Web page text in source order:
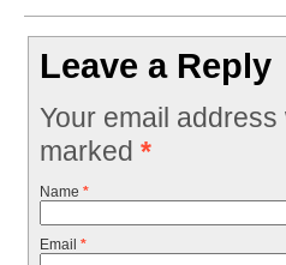
Leave a Reply
Your email
marked *
Name *
Email *